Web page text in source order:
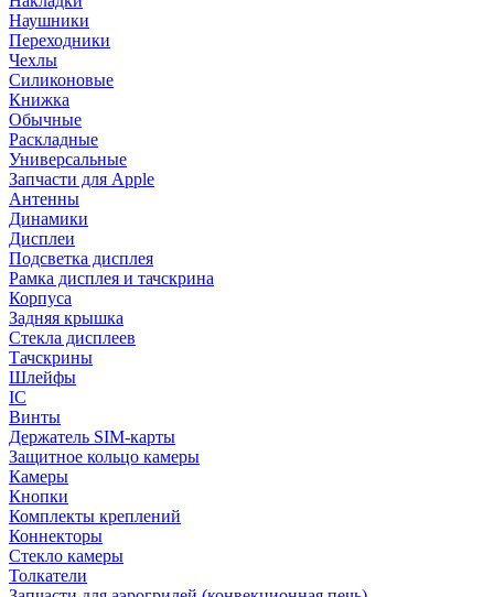
Наушники
Переходники
Чехлы
Силиконовые
Книжка
Обычные
Раскладные
Универсальные
Запчасти для Apple
Антенны
Динамики
Дисплеи
Подсветка дисплея
Рамка дисплея и тачскрина
Корпуса
Задняя крышка
Стекла дисплеев
Тачскрины
Шлейфы
IC
Винты
Держатель SIM-карты
Защитное кольцо камеры
Камеры
Кнопки
Комплекты креплений
Коннекторы
Стекло камеры
Толкатели